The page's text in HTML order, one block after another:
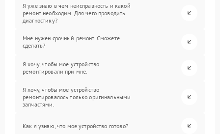
Я уже знаю в чем неисправность и какой
ремонт необходим. Для чего проводить
диагностику?
Мне нужен срочный ремонт. Сможете
сделать?
Я хочу, чтобы мое устройство
ремонтировали при мне.
Я хочу, чтобы мое устройство
ремонтировалось только оригинальными
запчастями.
Как я узнаю, что мое устройство готово?